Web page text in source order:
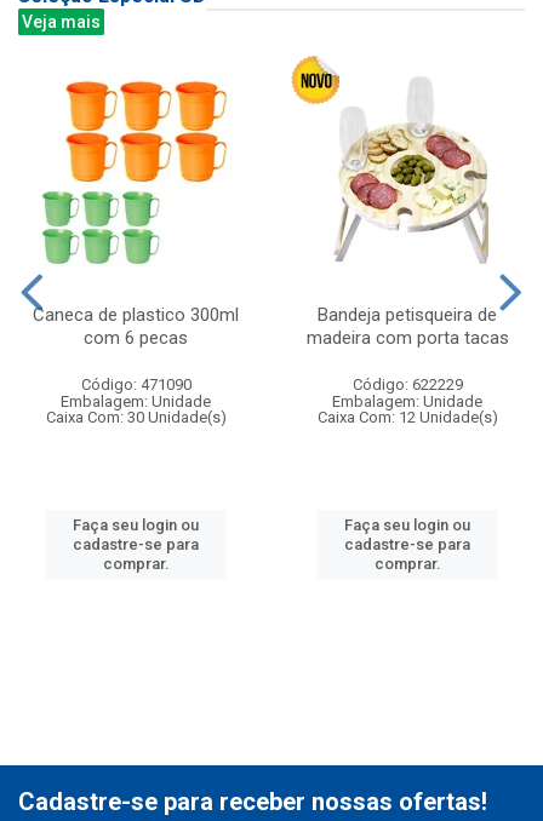
Veja mais
Caneca de plastico 300ml
com 6 pecas
Código: 471090
Embalagem: Unidade
Caixa Com: 30 Unidade(s)
Faça seu login ou
cadastre-se para
comprar.
Bandeja petisqueira de
madeira com porta tacas
Código: 622229
Embalagem: Unidade
Caixa Com: 12 Unidade(s)
Faça seu login ou
cadastre-se para
comprar.
Cadastre-se para receber nossas ofertas!